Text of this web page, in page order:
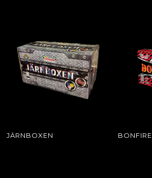
JÄRNBOXEN BONFIRE